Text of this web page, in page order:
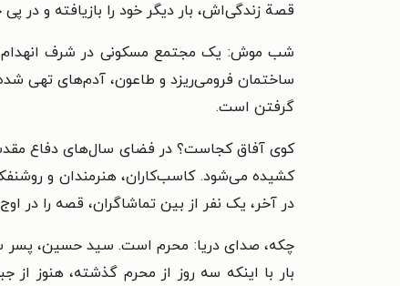
قصة زندگی‌اش، بار دیگر خود را بازیافته و در
شب موش: یک مجتمع مسکونی در شرف انهدام
ساختمان فرومی‌ریزد و طاعون، آدم‌های تهی
گرفتن است.
کوی آفاق کجاست؟ در فضای سال‌های دفاع
کشیده می‌شود. کاسب‌کاران، هنرمندان و
در آخر، یک نفر از بین تماشاگران، قصه را در
چکه، صدای دریا: محرم است. سید حسین، پسر
بار با اینکه سه روز از محرم گذشته، هنوز